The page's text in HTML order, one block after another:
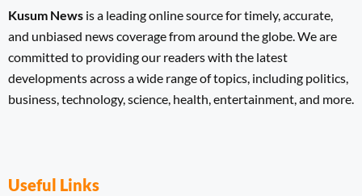
Kusum News is a leading online source for timely, accurate,
and unbiased news coverage from around the globe. We are
committed to providing our readers with the latest
developments across a wide range of topics, including politics,
business, technology, science, health, entertainment, and more.
Useful Links